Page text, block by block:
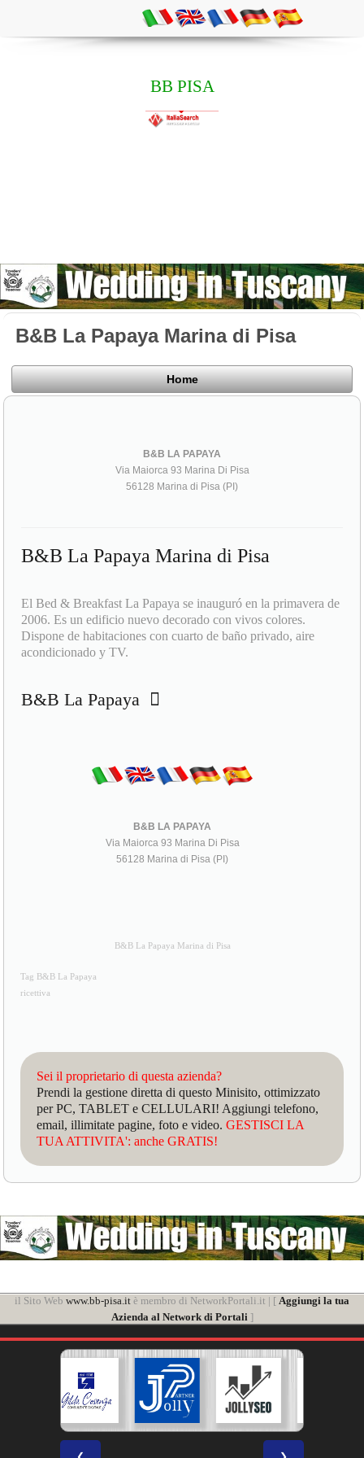
BB PISA
B&B La Papaya Marina di Pisa
Home
B&B LA PAPAYA
Via Maiorca 93 Marina Di Pisa
56128 Marina di Pisa (PI)
B&B La Papaya Marina di Pisa
El Bed & Breakfast La Papaya se inauguró en la primavera de
2006. Es un edificio nuevo decorado con vivos colores.
Dispone de habitaciones con cuarto de baño privado, aire
acondicionado y TV.
B&B La Papaya
B&B LA PAPAYA
Via Maiorca 93 Marina Di Pisa
56128 Marina di Pisa (PI)
B&B La Papaya Marina di Pisa
Tag B&B La Papaya
ricettiva
Sei il proprietario di questa azienda?
Prendi la gestione diretta di questo Minisito, ottimizzato
per PC, TABLET e CELLULARI! Aggiungi telefono,
email, illimitate pagine, foto e video.GESTISCI LA
TUA ATTIVITA': anche GRATIS!
il Sito Web www.bb-pisa.it è membro di NetworkPortali.it | [ Aggiungi la tua
Azienda al Network di Portali]